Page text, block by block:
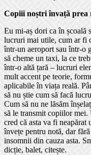
Copiii noștri învață prea
Eu mi-aș dori ca în școală
lucruri mai utile, cum ar fi
într-un aeroport sau într-o
să cheme un taxi, la ce
într-o altă țară – lucruri
mult accent pe teorie,
aplicabile în viața reală.
să nu știe cum să facă
Cum să nu ne lăsăm
să le transmit copiilor
cred că asta va fi
învețe pentru notă, dar
insomnii din cauza asta.
dicție, balet, citește.